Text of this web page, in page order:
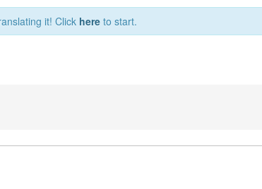
it! Click here to start.